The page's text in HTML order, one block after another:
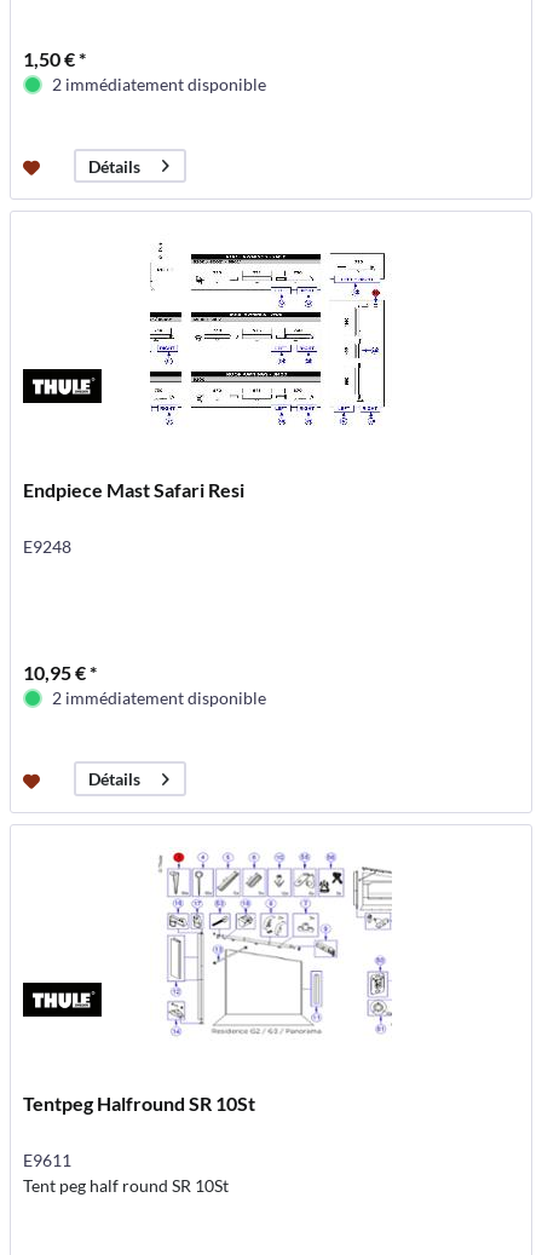
1,50 € *
2 immédiatement disponible
Détails
Endpiece Mast Safari Resi
E9248
10,95 € *
2 immédiatement disponible
Détails
Tentpeg Halfround SR 10St
E9611
Tent peg half round SR 10St